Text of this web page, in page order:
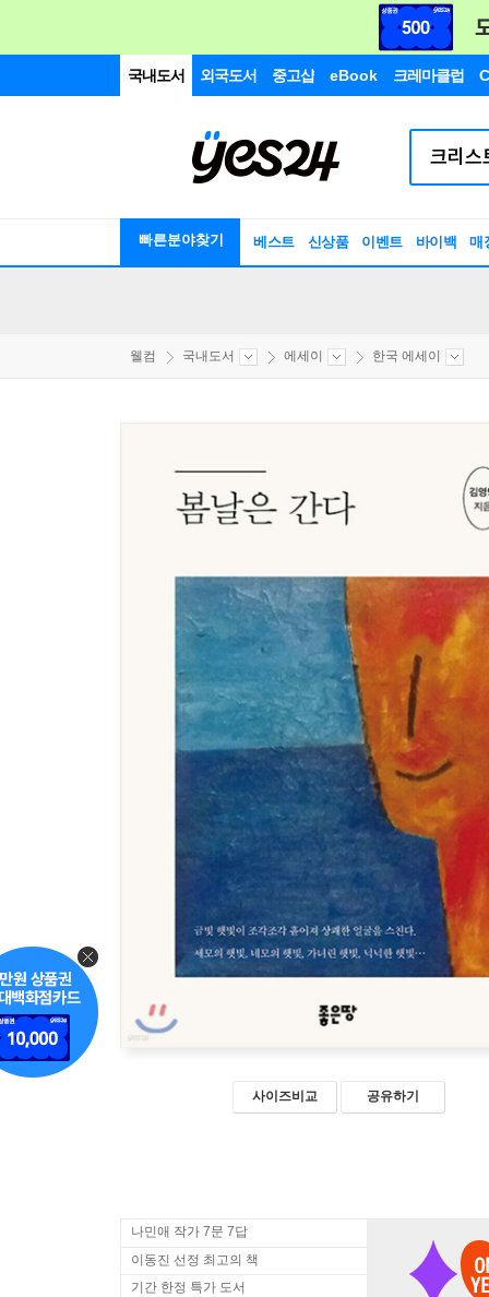
국내도서 외국도서 중고샵 eBook 크레마클럽
빠른분야찾기 베스트 신상품 이벤트 바이백 매
웰컴 국내도서 에세이 한국 에세이
사이즈비교 공유하기
나민애 작가 7문 7답
이동진 선정 최고의 책
기간 한정 특가 도서